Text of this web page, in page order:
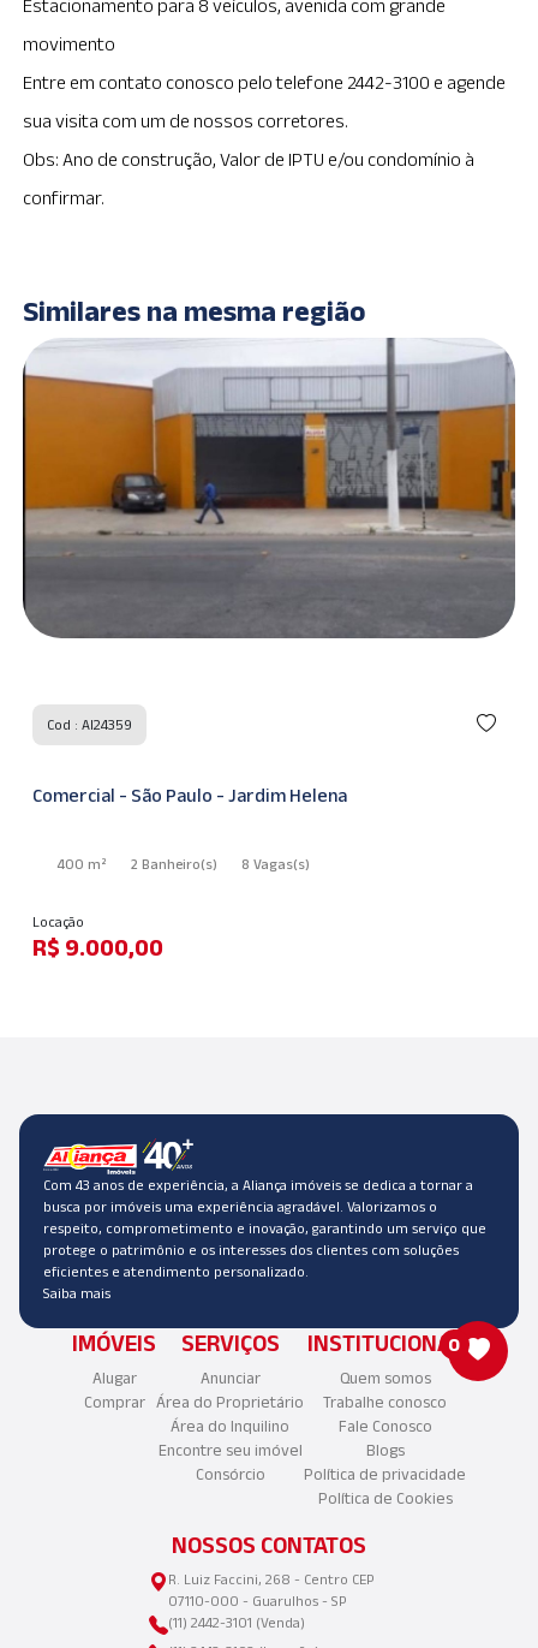
Estacionamento para 8 veículos, avenida com grande
movimento
Entre em contato conosco pelo telefone 2442-3100 e agende
sua visita com um de nossos corretores.
Obs: Ano de construção, Valor de IPTU e/ou condomínio à
confirmar.
Similares na mesma região
Cod : AI24359
Comercial - São Paulo - Jardim Helena
400 m² 2 Banheiro(s) 8 Vagas(s)
Locação
R$ 9.000,00
Com 43 anos de experiência, a Aliança imóveis se dedica a tornar a
busca por imóveis uma experiência agradável. Valorizamos o
respeito, comprometimento e inovação, garantindo um serviço que
protege o patrimônio e os interesses dos clientes com soluções
eficientes e atendimento personalizado.
Saiba mais
IMÓVEIS
Alugar
Comprar
SERVIÇOS
Anunciar
Área do Proprietário
Área do Inquilino
Encontre seu imóvel
Consórcio
INSTITUCIONAL
Quem somos
Trabalhe conosco
Fale Conosco
Blogs
Política de privacidade
Política de Cookies
NOSSOS CONTATOS
R. Luiz Faccini, 268 - Centro CEP
07110-000 - Guarulhos - SP
(11) 2442-3101 (Venda)
0